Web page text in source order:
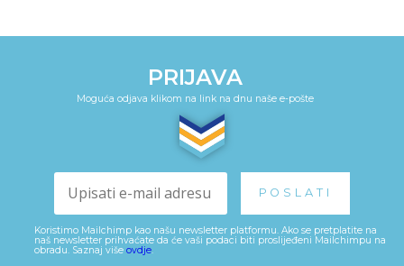
PRIJAVA
Moguća odjava klikom na link na dnu naše e-pošte
Koristimo Mailchimp kao našu newsletter platformu. Ako se pretplatite na
naš newsletter prihvaćate da će vaši podaci biti proslijeđeni Mailchimpu na
obradu. Saznaj više ovdje.